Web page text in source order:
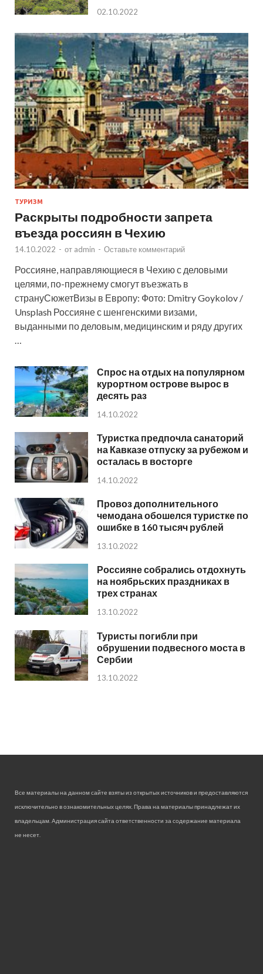
02.10.2022
ТУРИЗМ
Раскрыты подробности запрета
въезда россиян в Чехию
14.10.2022 - от admin - Оставьте комментарий
Россияне, направляющиеся в Чехию с деловыми
целями, по-прежнему смогут въезжать в
странуСюжетВизы в Европу: Фото: Dmitry Goykolov /
Unsplash Россияне с шенгенскими визами,
выданными по деловым, медицинским и ряду других
…
Спрос на отдых на популярном
курортном острове вырос в
десять раз
14.10.2022
Туристка предпочла санаторий
на Кавказе отпуску за рубежом и
осталась в восторге
14.10.2022
Провоз дополнительного
чемодана обошелся туристке по
ошибке в 160 тысяч рублей
13.10.2022
Россияне собрались отдохнуть
на ноябрьских праздниках в
трех странах
13.10.2022
Туристы погибли при
обрушении подвесного моста в
Сербии
13.10.2022
Все материалы на данном сайте взяты из открытых источников и предоставляются
исключительно в ознакомительных целях. Права на материалы принадлежат их
владельцам. Администрация сайта ответственности за содержание материала
не несет.